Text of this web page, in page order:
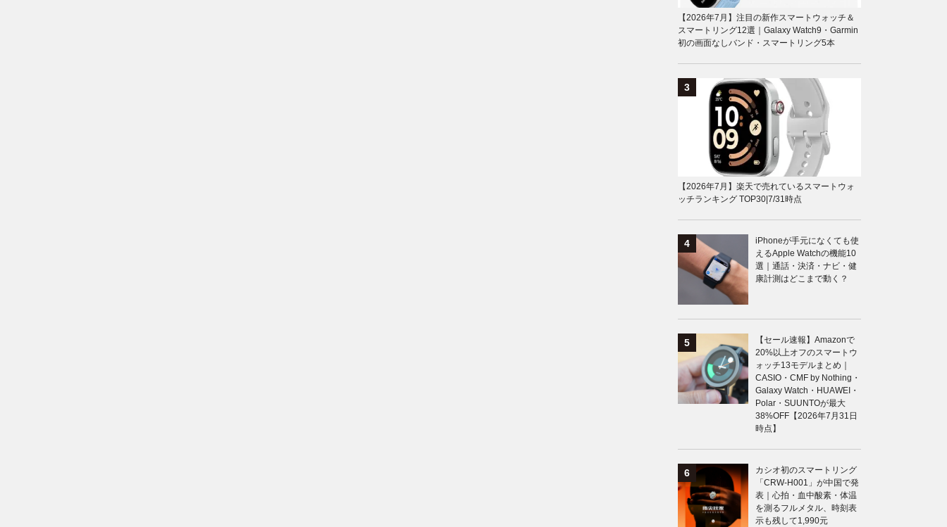
【2026年7月】注目の新作スマートウォッチ＆
スマートリング12選｜Galaxy Watch9・Garmin
初の画面なしバンド・スマートリング5本
【2026年7月】楽天で売れているスマートウォ
ッチランキング TOP30|7/31時点
iPhoneが手元になくても使
えるApple Watchの機能10
選｜通話・決済・ナビ・健
康計測はどこまで動く？
【セール速報】Amazonで
20%以上オフのスマートウ
ォッチ13モデルまとめ｜
CASIO・CMF by Nothing・
Galaxy Watch・HUAWEI・
Polar・SUUNTOが最大
38%OFF【2026年7月31日
時点】
カシオ初のスマートリング
「CRW-H001」が中国で発
表｜心拍・血中酸素・体温
を測るフルメタル、時刻表
示も残して1,990元